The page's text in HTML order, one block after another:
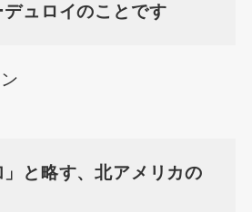
ュロイのことです
と略す、北アメリカの